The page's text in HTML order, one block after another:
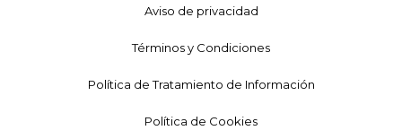
Aviso de privacidad
Términos y Condiciones
Política de Tratamiento de Información
Política de Cookies